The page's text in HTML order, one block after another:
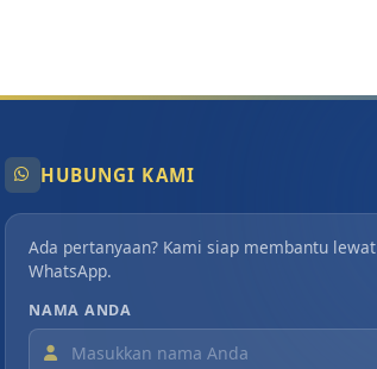
HUBUNGI KAMI
Ada pertanyaan? Kami siap membantu lewat
WhatsApp.
NAMA ANDA